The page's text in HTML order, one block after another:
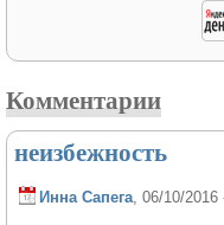
Комментарии
неизбежность
Инна Сапега , 06/10/